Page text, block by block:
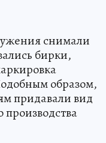
снимали
бирки,
образом,
придавали вид
производства